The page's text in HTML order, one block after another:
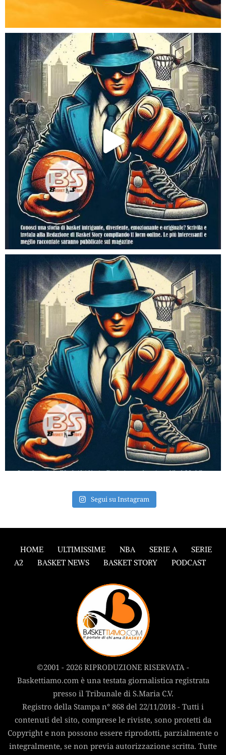
Segui su Instagram
HOME ULTIMISSIME NBA SERIE A
SERIE
A2
BASKET NEWS BASKET STORY PODCAST
©2001 - 2026 RIPRODUZIONE RISERVATA -
Baskettiamo.com è una testata giornalistica registrata
presso il Tribunale di S.Maria C.V.
Registro della Stampa n° 868 del 22/11/2018 - Tutti i
contenuti del sito, comprese le riviste, sono protetti da
Copyright e non possono essere riprodotti, parzialmente o
integralmente, se non previa autorizzazione scritta. Tutte